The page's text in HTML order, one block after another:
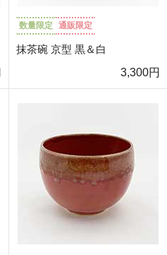
数量限定 通販限定
抹茶碗 京型 黒＆白
3,300円